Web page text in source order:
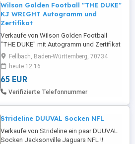
Wilson Golden Football "THE DUKE"
KJ WRIGHT Autogramm und
Zertifikat
Verkaufe von Wilson Golden Football
"THE DUKE" mit Autogramm und Zertifikat
von KJ Wright !! PRIVAT KAUF - KEINE
GARANTIE ODER RÜCKNAHME !!
Fellbach, Baden-Württemberg, 70734
heute 12:16
65 EUR
Verifizierte Telefonnummer
Strideline DUUVAL Socken NFL
Verkaufe von Strideline ein paar DUUVAL
Socken Jacksonville Jaguars NFL !!